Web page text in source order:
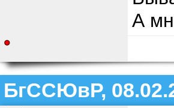
А
БгССЮвР,